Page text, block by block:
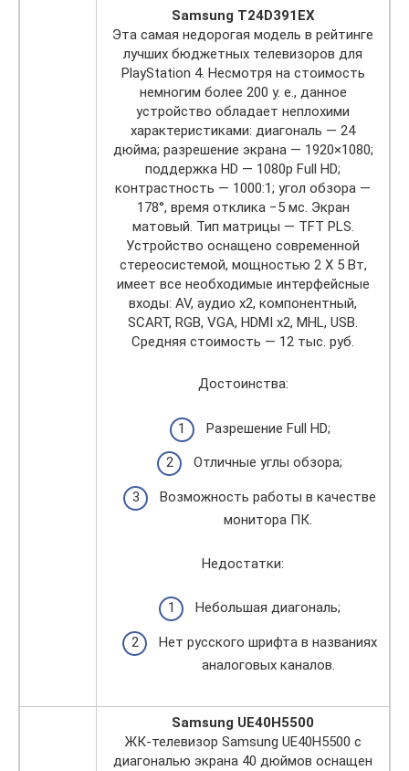
Samsung T24D391EX
Эта самая недорогая модель в рейтинге
лучших бюджетных телевизоров для
PlayStation 4. Несмотря на стоимость
немногим более 200 у. е., данное
устройство обладает неплохими
характеристиками: диагональ — 24
дюйма; разрешение экрана — 1920×1080;
поддержка HD — 1080p Full HD;
контрастность — 1000:1; угол обзора —
178°, время отклика −5 мс. Экран
матовый. Тип матрицы — TFT PLS.
Устройство оснащено современной
стереосистемой, мощностью 2 Х 5 Вт,
имеет все необходимые интерфейсные
входы: AV, аудио x2, компонентный,
SCART, RGB, VGA, HDMI x2, MHL, USB.
Средняя стоимость — 12 тыс. руб.
Достоинства:
Разрешение Full HD;
Отличные углы обзора;
Возможность работы в качестве
монитора ПК.
Недостатки:
Небольшая диагональ;
Нет русского шрифта в названиях
аналоговых каналов.
Samsung UE40H5500
ЖК-телевизор Samsung UE40H5500 c
диагональю экрана 40 дюймов оснащен